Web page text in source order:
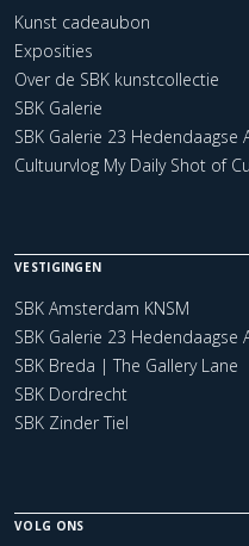
Kunst cadeaubon
Exposities
Over de SBK kunstcollectie
SBK Galerie
SBK Galerie 23 Hedendaagse
Cultuurvlog My Daily Shot of
VESTIGINGEN
SBK Amsterdam KNSM
SBK Galerie 23 Hedendaagse
SBK Breda | The Gallery Lane
SBK Dordrecht
SBK Zinder Tiel
VOLG ONS